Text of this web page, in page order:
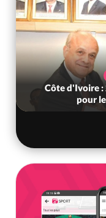
Côte d'Ivoire :
pour